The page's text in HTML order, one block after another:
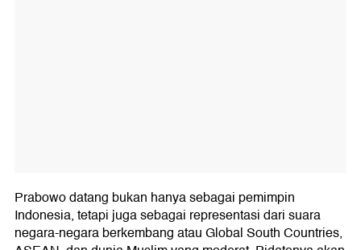
Prabowo datang bukan hanya sebagai pemimpin
Indonesia, tetapi juga sebagai representasi dari suara
negara-negara berkembang atau Global South Countries,